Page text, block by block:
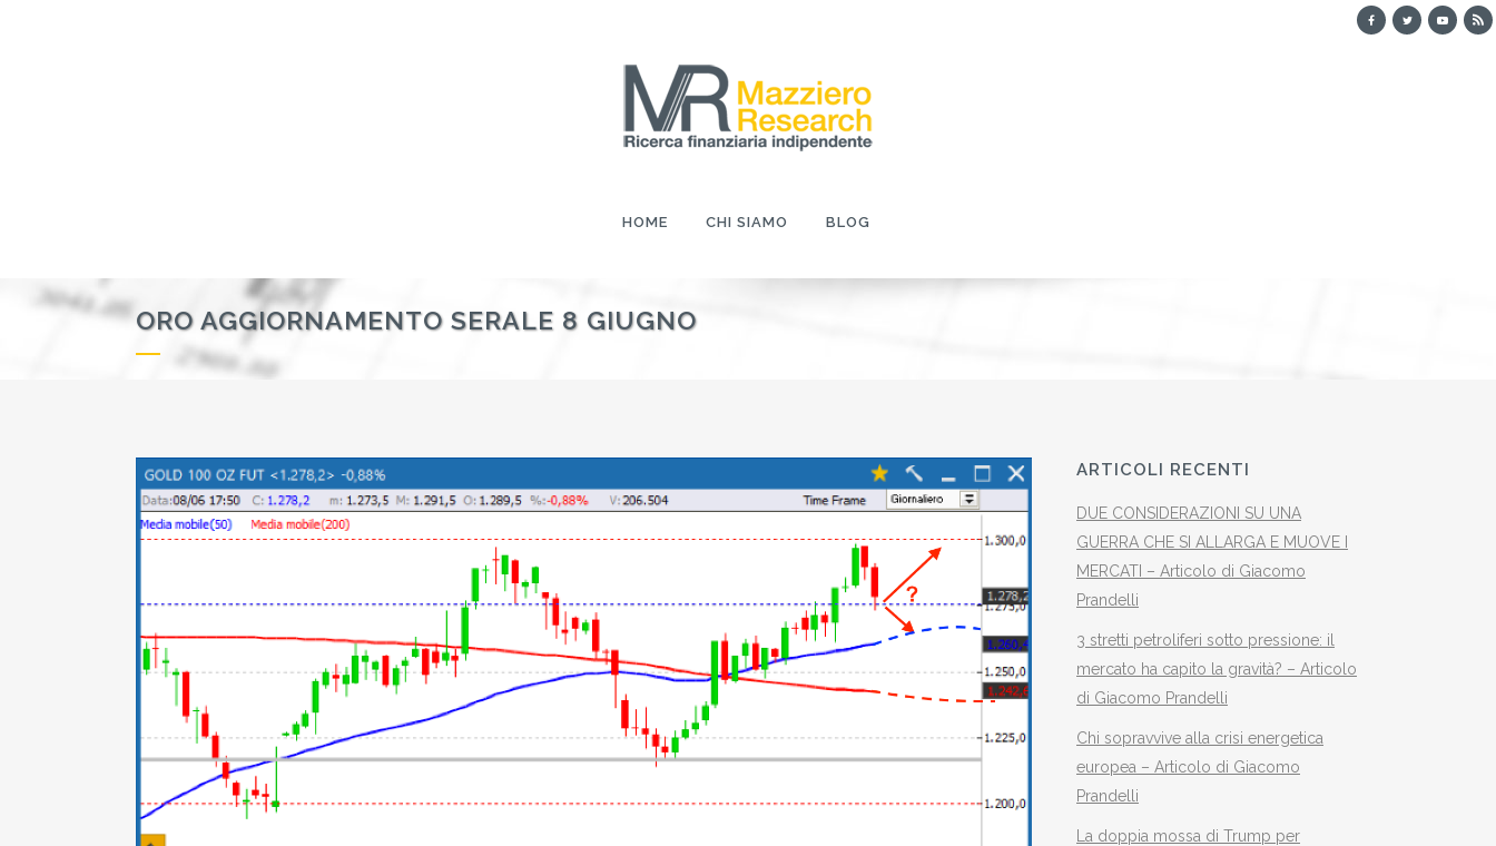
HOME CHI SIAMO BLOG
ORO AGGIORNAMENTO SERALE 8 GIUGNO
ARTICOLI RECENTI
DUE CONSIDERAZIONI SU UNA
GUERRA CHE SI ALLARGA E MUOVE I
MERCATI – Articolo di Giacomo
Prandelli
3 stretti petroliferi sotto pressione: il
mercato ha capito la gravità? – Articolo
di Giacomo Prandelli
Chi sopravvive alla crisi energetica
europea – Articolo di Giacomo
Prandelli
La doppia mossa di Trump per